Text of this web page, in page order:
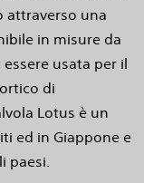
attraverso una
in misure da
usata per il
di
Lotus è un
ed in Giappone e
paesi.